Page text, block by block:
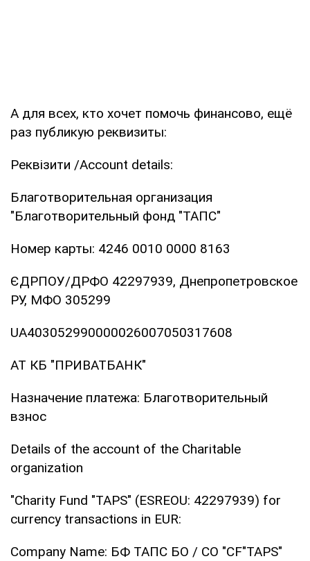
А для всех, кто хочет помочь финансово, ещё
раз публикую реквизиты:
Реквізити /Account details:
Благотворительная организация
"Благотворительный фонд "ТАПС"
Номер карты: 4246 0010 0000 8163
ЄДРПОУ/ДРФО 42297939, Днепропетровское
РУ, МФО 305299
UA403052990000026007050317608
АТ КБ "ПРИВАТБАНК"
Назначение платежа: Благотворительный
взнос
Details of the account of the Charitable
organization
"Charity Fund "TAPS" (ESREOU: 42297939) for
currency transactions in EUR:
Company Name: БФ TAПC БО / CO "CF"TAPS"